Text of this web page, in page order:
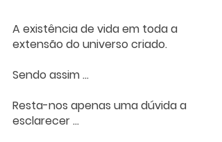
A existência de vida em toda a
extensão do universo criado.
Sendo assim ...
Resta-nos apenas uma dúvida a
esclarecer ...